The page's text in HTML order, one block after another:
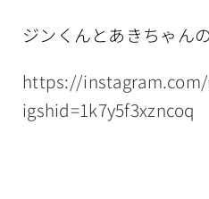
ジンくんとあきちゃん
https://instagram.com/
igshid=1k7y5f3xzncoq